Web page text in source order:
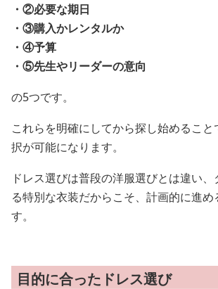
・②必要な期日
・③購入かレンタルか
・④予算
・⑤先生やリーダーの意向
の5つです。
これらを明確にしてから探し始めるこ
択が可能になります。
ドレス選びは普段の洋服選びとは違い
る特別な衣装だからこそ、計画的に進
す。
目的に合ったドレス選び